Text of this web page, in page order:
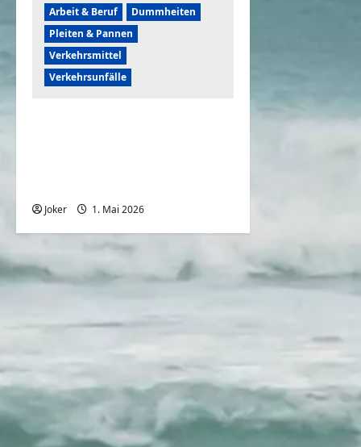
Arbeit & Beruf
Dummheiten
Pleiten & Pannen
Verkehrsmittel
Verkehrsunfälle
Joker 1. Mai 2026